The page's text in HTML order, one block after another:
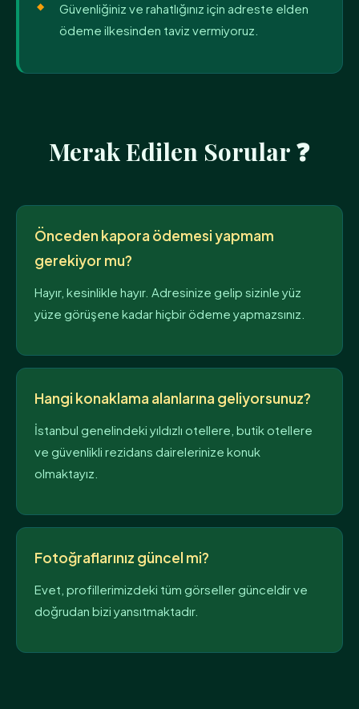
Güvenliğiniz ve rahatlığınız için adreste elden
ödeme ilkesinden taviz vermiyoruz.
Merak Edilen Sorular ❓
Önceden kapora ödemesi yapmam
gerekiyor mu?
Hayır, kesinlikle hayır. Adresinize gelip sizinle yüz
yüze görüşene kadar hiçbir ödeme yapmazsınız.
Hangi konaklama alanlarına geliyorsunuz?
İstanbul genelindeki yıldızlı otellere, butik otellere
ve güvenlikli rezidans dairelerinize konuk
olmaktayız.
Fotoğraflarınız güncel mi?
Evet, profillerimizdeki tüm görseller günceldir ve
doğrudan bizi yansıtmaktadır.